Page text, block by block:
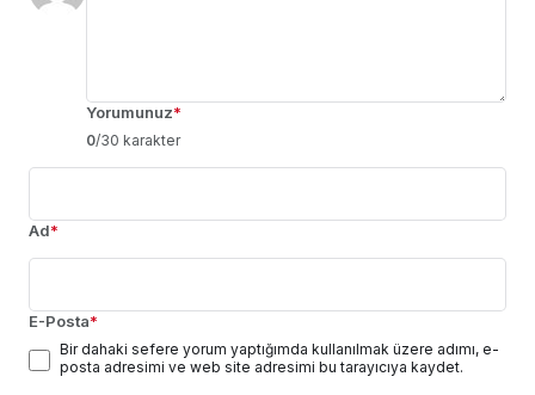
Yorumunuz*
0/30 karakter
Ad*
E-Posta*
Bir dahaki sefere yorum yaptığımda kullanılmak üzere adımı, e-
posta adresimi ve web site adresimi bu tarayıcıya kaydet.